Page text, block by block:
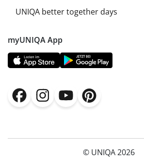
myUNIQA App
UNIQA better together days
© UNIQA 2026